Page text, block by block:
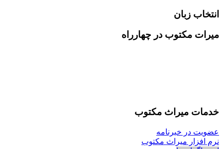
انتخاب زبان
میرات مکتوب در چهارراه
خدمات میراث مکتوب
عضویت در خبرنامه
نرم افزار میراث مکتوب